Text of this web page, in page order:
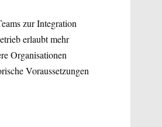
zur Integration
erlaubt mehr
Organisationen
Voraussetzungen